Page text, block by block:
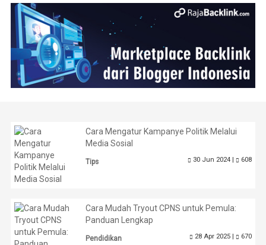
Cara Mengatur Kampanye Politik Melalui
Media Sosial
Tips 30 Jun 2024 | 608
Cara Mudah Tryout CPNS untuk Pemula:
Panduan Lengkap
Pendidikan 28 Apr 2025 | 670